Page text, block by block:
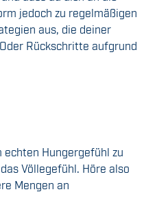
jedoch zu regelmäßigen
aus, die deiner
Rückschritte aufgrund
echten Hungergefühl zu
Völlegefühl. Höre also
Mengen an